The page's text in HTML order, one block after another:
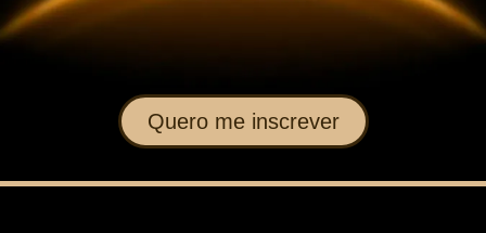
Quero me inscrever